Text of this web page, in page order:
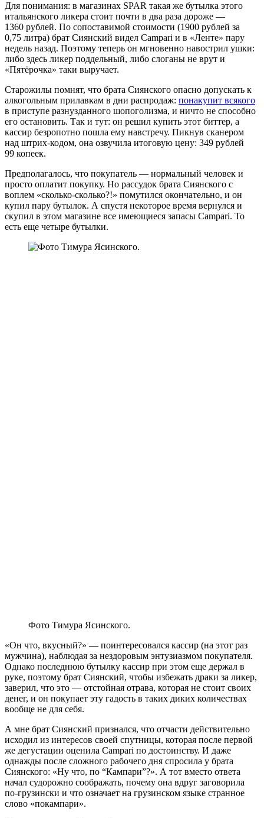
Для понимания: в магазинах SPAR такая же бутылка этого
итальянского ликера стоит почти в два раза дороже —
1360 рублей. По сопоставимой стоимости (1900 рублей за
0,75 литра) брат Сиянский видел Campari и в «Ленте» пару
недель назад. Поэтому теперь он мгновенно навострил ушки:
либо здесь ликер поддельный, либо слоганы не врут и
«Пятёрочка» таки выручает.
Старожилы помнят, что брата Сиянского опасно допускать к
алкогольным прилавкам в дни распродаж: понакупит всякого
в приступе разнузданного шопоголизма, и ничто не способно
его остановить. Так и тут: он решил купить этот биттер, а
кассир безропотно пошла ему навстречу. Пикнув сканером
над штрих-кодом, она озвучила итоговую цену: 349 рублей
99 копеек.
Предполагалось, что покупатель — нормальный человек и
просто оплатит покупку. Но рассудок брата Сиянского с
воплем «сколько-сколько?!» помутился окончательно, и он
купил пару бутылок. А спустя некоторое время вернулся и
скупил в этом магазине все имеющиеся запасы Campari. То
есть еще четыре бутылки.
Фото Тимура Ясинского.
«Он что, вкусный?» — поинтересовался кассир (на этот раз
мужчина), наблюдая за нездоровым энтузиазмом покупателя.
Однако последнюю бутылку кассир при этом еще держал в
руке, поэтому брат Сиянский, чтобы избежать драки за ликер,
заверил, что это — отстойная отрава, которая не стоит своих
денег, и он покупает эту гадость в таких диких количествах
вообще не для себя.
А мне брат Сиянский признался, что отчасти действительно
исходил из интересов своей спутницы, которая после первой
же дегустации оценила Campari по достоинству. И даже
однажды после сложного рабочего дня спросила у брата
Сиянского: «Ну что, по “Кампари”?». А тот вместо ответа
начал судорожно соображать, почему она вдруг заговорила
по-грузински и что означает на грузинском языке странное
слово «покампари».